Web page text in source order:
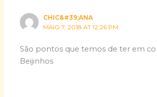
CHIC&#39;ANA
MAIO 7, 2018 AT 12:26 PM
São pontos que temos de ter em
Beijinhos